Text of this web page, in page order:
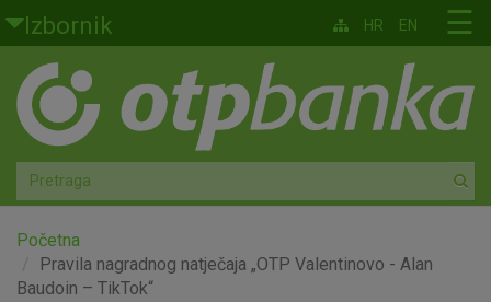
Skoči na glavni sadržaj
Izbornik
Građani
Privatno bankarstvo
Agro
Mala poduzeća i obrtnici
Srednja i velika poduzeća
☰
HR EN
Početna
Pravila nagradnog natječaja „OTP Valentinovo - Alan
Baudoin – TikTok“